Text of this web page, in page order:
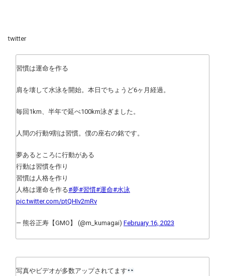
twitter
習慣は運命を作る
肩を壊して水泳を開始。本日でちょうど6ヶ月経過。
毎回1km、半年で延べ100km泳ぎました。
人間の行動9割は習慣。僕の座右の銘です。
夢あるところに行動がある
行動は習慣を作り
習慣は人格を作り
人格は運命を作る#夢#習慣#運命#水泳
pic.twitter.com/ptQHIv2mRv
— 熊谷正寿【GMO】 (@m_kumagai) February 16, 2023
写真やビデオが多数アップされてます